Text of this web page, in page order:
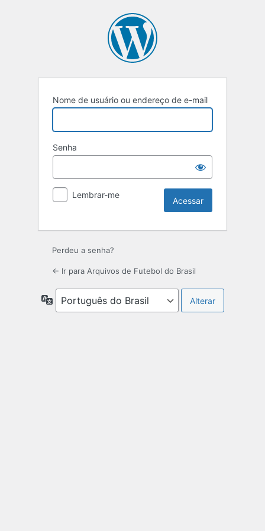
Nome de usuário ou endereço de e-mail
Senha
Lembrar-me
Perdeu a senha?
← Ir para Arquivos de Futebol do Brasil
Idioma